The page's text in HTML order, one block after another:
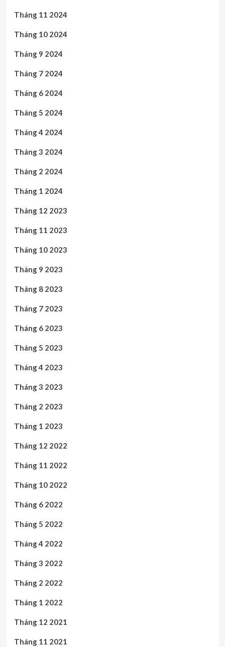
Tháng 11 2024
Tháng 10 2024
Tháng 9 2024
Tháng 7 2024
Tháng 6 2024
Tháng 5 2024
Tháng 4 2024
Tháng 3 2024
Tháng 2 2024
Tháng 1 2024
Tháng 12 2023
Tháng 11 2023
Tháng 10 2023
Tháng 9 2023
Tháng 8 2023
Tháng 7 2023
Tháng 6 2023
Tháng 5 2023
Tháng 4 2023
Tháng 3 2023
Tháng 2 2023
Tháng 1 2023
Tháng 12 2022
Tháng 11 2022
Tháng 10 2022
Tháng 6 2022
Tháng 5 2022
Tháng 4 2022
Tháng 3 2022
Tháng 2 2022
Tháng 1 2022
Tháng 12 2021
Tháng 11 2021